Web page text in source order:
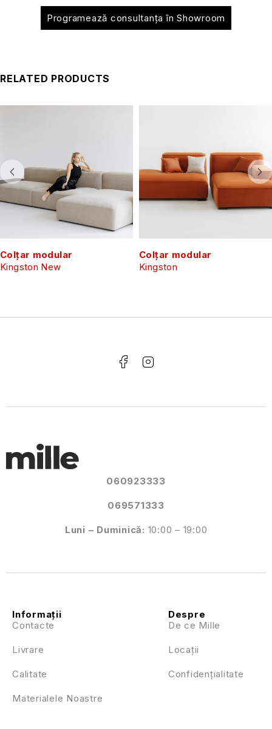
Programează consultanța în Showroom
RELATED PRODUCTS
Colțar modular
Kingston New
Colțar modular
Kingston
060923333
069571333
Luni – Duminică: 10:00 – 19:00
Despre
De ce Mille
Locații
Confidențialitate
Informații
Contacte
Livrare
Calitate
Materialele Noastre